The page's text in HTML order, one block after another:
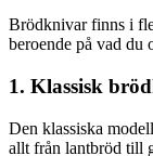
Brödknivar finns i
beroende på vad du
1. Klassisk
Den klassiska
allt från lantbröd till